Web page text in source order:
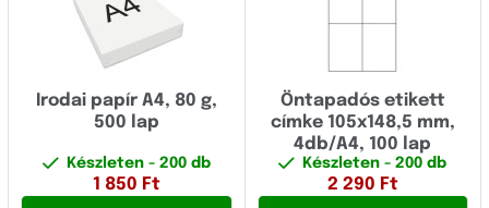
Irodai papír A4, 80 g,
500 lap
Készleten - 200 db
1 850 Ft
Öntapadós etikett
címke 105x148,5 mm,
4db/A4, 100 lap
Készleten- 200 db
2 290 Ft